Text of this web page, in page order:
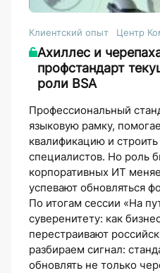
Клиентский опыт Центр
Ахиллес и
профстандарт
роли BSA
Профессиональный
языковую рамку,
квалификацию и строить
специалистов. Но роль
корпоративных ИТ
успевают обновляться
По итогам сессии «На
суверенитету: как
перестраивают
разбираем сигнал:
обновлять не только